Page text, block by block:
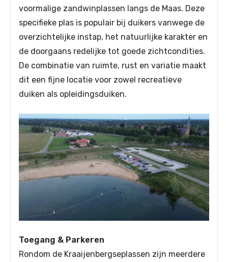
voormalige zandwinplassen langs de Maas. Deze
specifieke plas is populair bij duikers vanwege de
overzichtelijke instap, het natuurlijke karakter en
de doorgaans redelijke tot goede zichtcondities.
De combinatie van ruimte, rust en variatie maakt
dit een fijne locatie voor zowel recreatieve
duiken als opleidingsduiken.
Toegang & Parkeren
Rondom de Kraaijenbergseplassen zijn meerdere